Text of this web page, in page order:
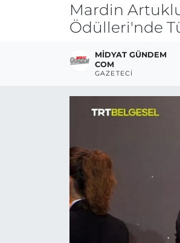
Mardin
Ödülleri'nde
MIDYAT GÜNDEM
COM
GAZETECI